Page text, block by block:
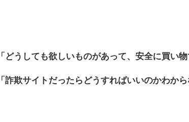
「どうしても欲しいものがあって、安全に買い
「詐欺サイトだったらどうすればいいのかわか